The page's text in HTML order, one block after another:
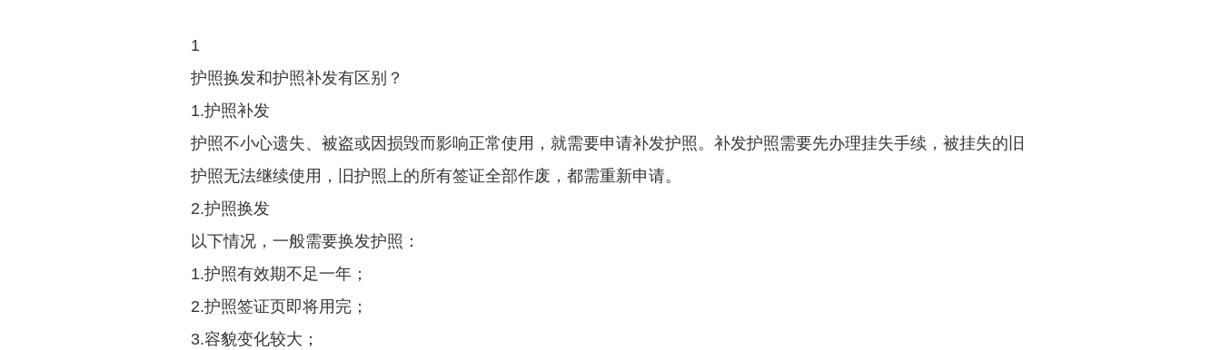
1
护照换发和护照补发有区别？
1.护照补发
护照不小心遗失、被盗或因损毁而影响正常使用，就需要申请补发护照。补发护照需要先办理挂失手续，被挂失的旧
护照无法继续使用，旧护照上的所有签证全部作废，都需重新申请。
2.护照换发
以下情况，一般需要换发护照：
1.护照有效期不足一年；
2.护照签证页即将用完；
3.容貌变化较大；